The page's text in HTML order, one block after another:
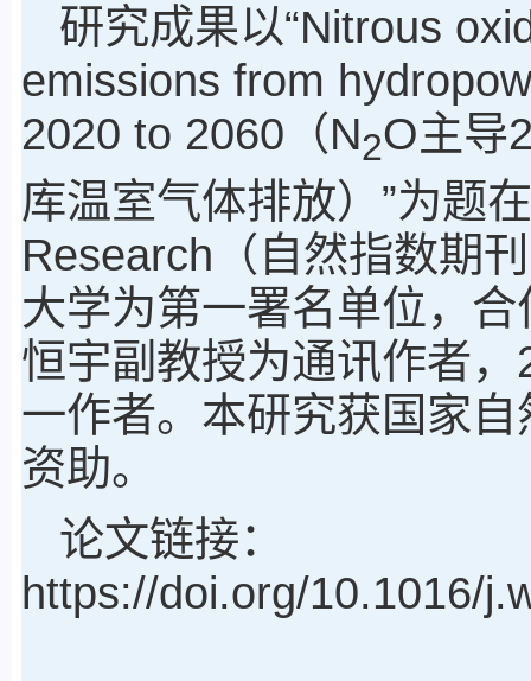
研究成果以“Nitrous
emissions from
2020 to 2060（N2O主导
库温室气体排放）”为题
Research（自然指数期
大学为第一署名单位，
恒宇副教授为通讯作者
一作者。本研究获国家
资助。
论文链接：
https://doi.org/10.1016/